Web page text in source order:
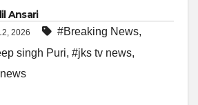
Ansari
2026 #Breaking News,
singh Puri, #jks tv news,